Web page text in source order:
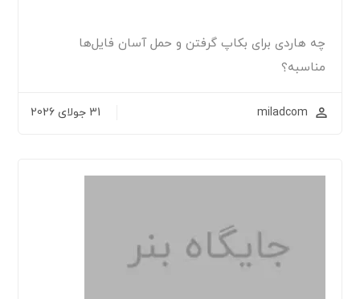
چه هاردی برای بکاپ گرفتن و حمل آسان فایل‌ها
مناسبه؟
miladcom 31 جولای 2026